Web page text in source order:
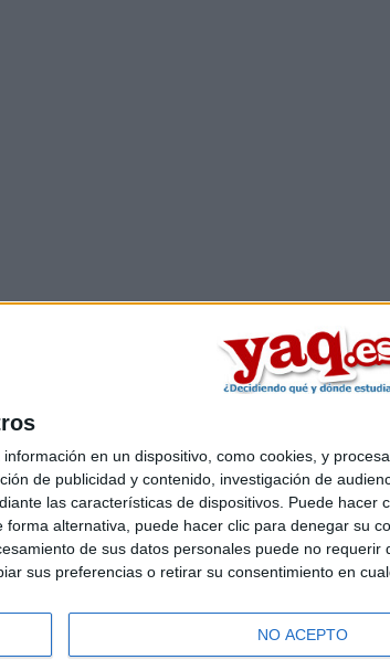
en un dispositivo, como cookies, y
de publicidad y contenido, investigación de
las características de dispositivos. Puede
alternativa, puede hacer clic para denegar su
de sus datos personales puede no
sus preferencias o retirar su consentimiento en
NO ACEPTO
Quiénes somos|Contactar|
Aviso legal|Politica de privacidad|Condiciones
Compás Mediterráneo S.L.- Diego de León 47 -